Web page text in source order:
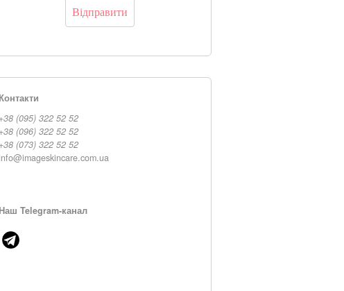
Контакти
+38 (095) 322 52 52
+38 (096) 322 52 52
+38 (073) 322 52 52
Наш Telegram-канал